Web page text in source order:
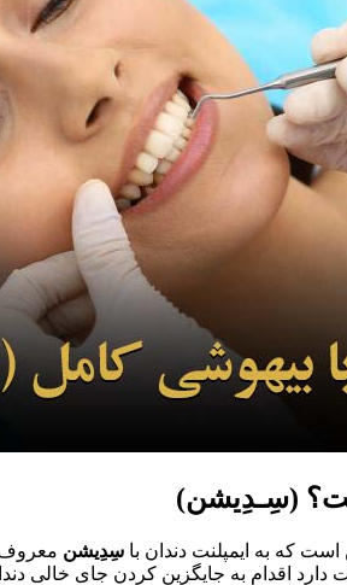
(سِـدِیشن)
که به ایمپلنت دندان با سِدِیشن معروف
اقدام به جایگزین کردن جای خالی